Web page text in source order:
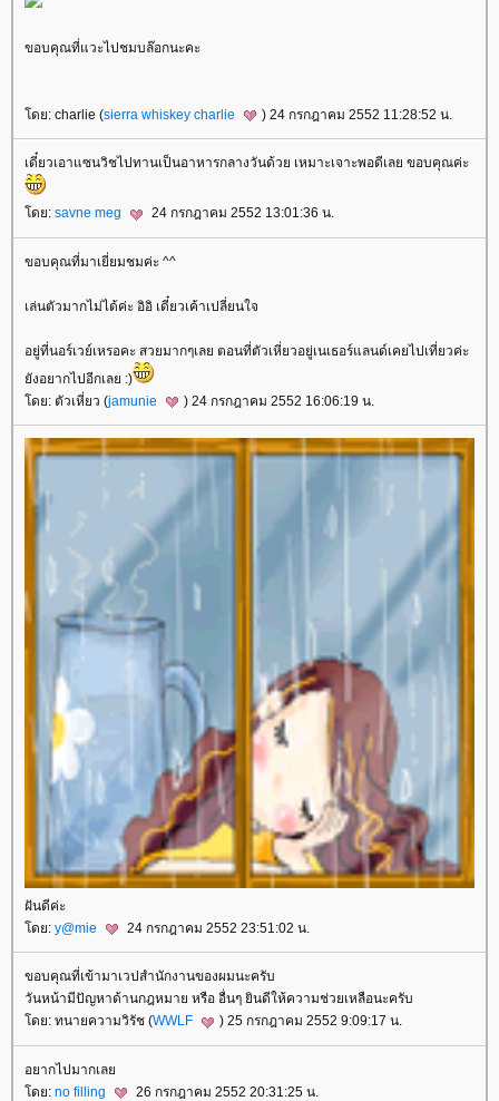
ขอบคุณที่แวะไปชมบล๊อกนะคะ
ดย: charlie (sierra whiskey charlie ) 24 กรกฎาคม 2552 11:28:52 น.
เดี๋ยวเอาแซนวิชไปทานเป็นอาหารกลางวันด้วย เหมาะเจาะพอดีเลย ขอบคุณค่ะ
ดย: savne meg 24 กรกฎาคม 2552 13:01:36 น.
ขอบคุณที่มาเยี่ยมชมค่ะ ^^
เล่นตัวมากไม่ได้ค่ะ อิอิ เดี๋ยวเค้าเปลี่ยนใจ
อยู่ที่นอร์เวย์เหรอคะ สวยมากๆเลย ตอนที่ตัวเหี่ยวอยู่เนเธอร์แลนด์เคยไปเที่ยวค่ะ
ังอยากไปอีกเลย :)
ดย: ตัวเหี่ยว (jamunie ) 24 กรกฎาคม 2552 16:06:19 น.
ฝันดีค่ะ
ดย: y@mie 24 กรกฎาคม 2552 23:51:02 น.
ขอบคุณที่เข้ามาเวปสำนักงานของผมนะครับ
วันหน้ามีปัญหาด้านกฎหมาย หรือ อื่นๆ ยินดีให้ความช่วยเหลือนะครับ
ดย: ทนายความวิรัช (WWLF ) 25 กรกฎาคม 2552 9:09:17 น.
อยากไปมากเล
ดย: no filling 26 กรกฎาคม 2552 20:31:25 น.